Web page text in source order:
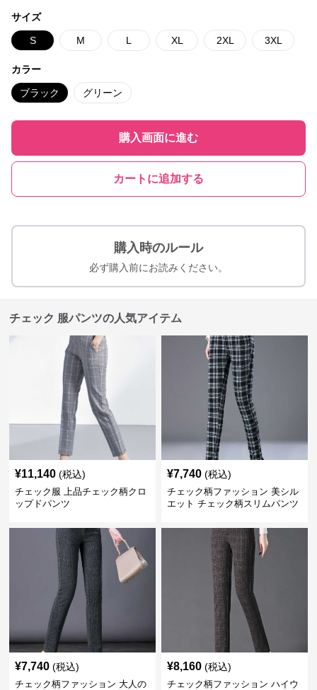
サイズ
S M L XL 2XL 3XL
カラー
ブラック グリーン
購入画面に進む
カートに追加する
購入時のルール
必ず購入前にお読みください。
チェック 服パンツの人気アイテム
¥11,140 (税込)
チェック服 上品チェック柄クロ
ップドパンツ
¥7,740 (税込)
チェック柄ファッション 美シル
エット チェック柄スリムパンツ
¥7,740 (税込)
チェック柄ファッション 大人の
¥8,160 (税込)
チェック柄ファッション ハイウ